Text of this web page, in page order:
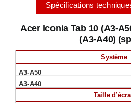
Spécifications
Acer Iconia Tab 10 (A3-
(A3-A40)
Système
Taille